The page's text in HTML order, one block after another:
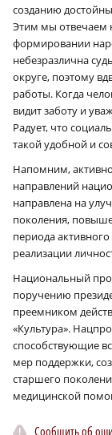
созданию
Этим мы отвечаем
формировании
небезразлична
округе, поэтому
работы. Когда
видит заботу и
Радует, что
такой удобной и
Напомним,
направлений
направлена на
поколения,
периода
реализации
Национальный
поручению
преемником
«Культура».
способствующие
мер поддержки,
старшего
медицинской
Сообщить об